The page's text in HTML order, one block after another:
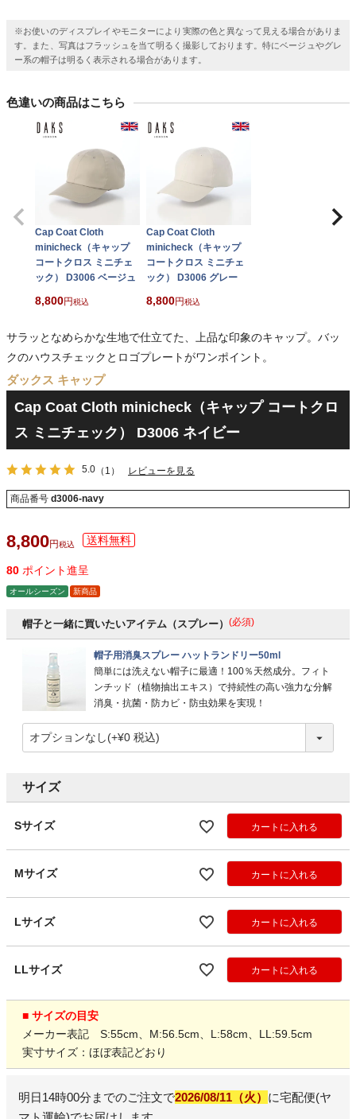
※お使いのディスプレイやモニターにより実際の色と異なって見える場合がありま
す。また、写真はフラッシュを当て明るく撮影しております。特にベージュやグレ
ー系の帽子は明るく表示される場合があります。
色違いの商品はこちら
Cap Coat Cloth
minicheck（キャップ
コートクロス ミニチェ
ック） D3006 ベージュ
8,800 税込
Cap Coat Cloth
minicheck（キャップ
コートクロス ミニチェ
ック） D3006 グレー
8,800 税込
サラッとなめらかな生地で仕立てた、上品な印象のキャップ。バッ
クのハウスチェックとロゴプレートがワンポイント。
ダックス キャップ
Cap Coat Cloth minicheck（キャップ コートクロ
ス ミニチェック） D3006 ネイビー
5.0 （1） レビューを見る
商品番号 d3006-navy
8,800 税込
80 ポイント進呈
オールシーズン 新商品
帽子と一緒に買いたいアイテム（スプレー） (必須)
帽子用消臭スプレー ハットランドリー50ml
簡単には洗えない帽子に最適！100％天然成分。フィト
ンチッド（植物抽出エキス）で持続性の高い強力な分解
消臭・抗菌・防カビ・防虫効果を実現！
サイズ
Sサイズ カートに入れる
Mサイズ カートに入れる
Lサイズ カートに入れる
LLサイズ カートに入れる
■ サイズの目安
メーカー表記 S:55cm、M:56.5cm、L:58cm、LL:59.5cm
実寸サイズ：ほぼ表記どおり
明日14時00分 までのご注文で2026/08/11（火） に宅配便(ヤ